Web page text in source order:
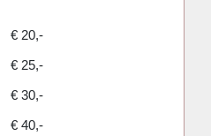
€ 20,-
€ 25,-
€ 30,-
€ 40,-